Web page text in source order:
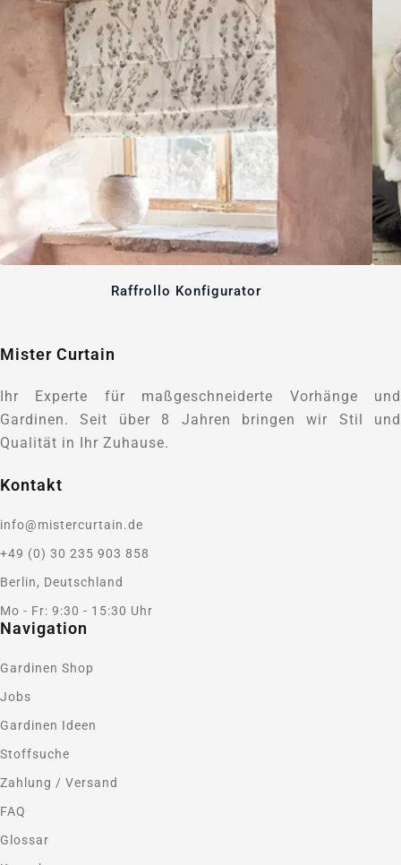
Raffrollo Konfigurator
Mister Curtain
Ihr Experte für maßgeschneiderte Vorhänge und
Gardinen. Seit über 8 Jahren bringen wir Stil und
Qualität in Ihr Zuhause.
Kontakt
info@mistercurtain.de
+49 (0) 30 235 903 858
Berlin, Deutschland
Mo - Fr: 9:30 - 15:30 Uhr
Navigation
Gardinen Shop
Jobs
Gardinen Ideen
Stoffsuche
Zahlung / Versand
FAQ
Glossar